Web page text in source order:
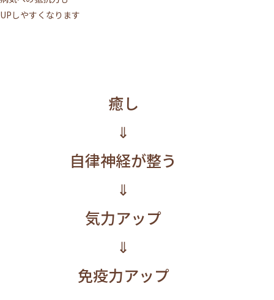
UPしやすくなります
癒し
⇓
自律神経が整う
⇓
気力アップ
⇓
免疫力アップ